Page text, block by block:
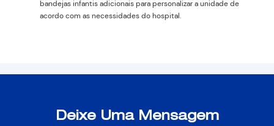
bandejas infantis adicionais para personalizar a unidade de
acordo com as necessidades do hospital.
Deixe Uma Mensagem